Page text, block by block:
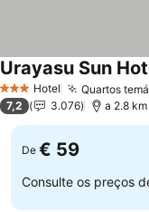
3 EstrelasHotel Quartos
Urayasu Sun
7,2 3.076 a 2.8
De € 59
Consulte os preços